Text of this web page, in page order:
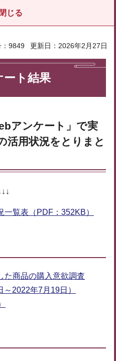
閉じる
：9849 更新日：2026年2月27日
ート結果
アンケート」で実
活用状況をとりまと
一覧表（PDF：352KB）
た商品の購入意欲調査
～2022年7月19日）